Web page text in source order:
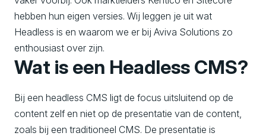
hebben hun eigen versies. Wij leggen je uit wat
Headless is en waarom we er bij Aviva Solutions zo
enthousiast over zijn.
Wat is een Headless CMS?
Bij een headless CMS ligt de focus uitsluitend op de
content zelf en niet op de presentatie van de content,
zoals bij een traditioneel CMS. De presentatie is